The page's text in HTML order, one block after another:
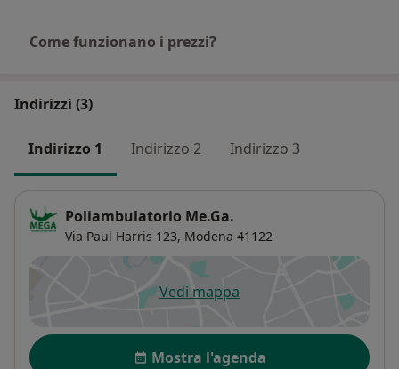
Come funzionano i prezzi?
Indirizzi (3)
Indirizzo 1 Indirizzo 2 Indirizzo 3
Poliambulatorio Me.Ga.
Via Paul Harris 123, Modena 41122
Vedi mappasi apre in una nuova scheda
Disponibilità
Mostra l'agenda